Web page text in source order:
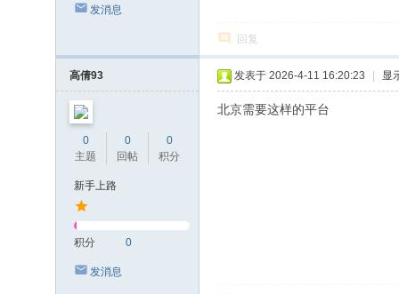
发消息
回复
高倩93
0
主题
0
回帖
0
积分
新手上路
积分 0
发消息
发表于 2026-4-11 16:20:23 显
北京需要这样的平台